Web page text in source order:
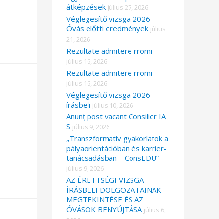
átképzések július 27, 2026
Véglegesítő vizsga 2026 –
Óvás előtti eredmények július
21, 2026
Rezultate admitere rromi
július 16, 2026
Rezultate admitere rromi
július 16, 2026
Véglegesítő vizsga 2026 –
írásbeli július 10, 2026
Anunț post vacant Consilier IA
S július 9, 2026
„Transzformatív gyakorlatok a
pályaorientációban és karrier-
tanácsadásban – ConsEDU”
július 9, 2026
AZ ÉRETTSÉGI VIZSGA
ÍRÁSBELI DOLGOZATAINAK
MEGTEKINTÉSE ÉS AZ
ÓVÁSOK BENYÚJTÁSA július 6,